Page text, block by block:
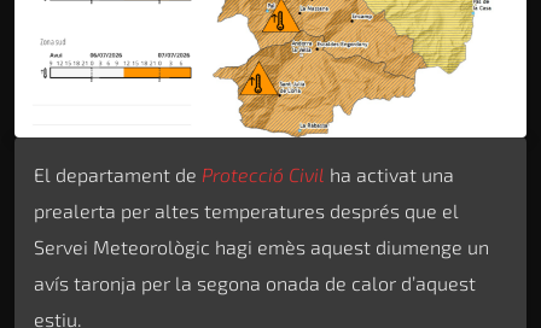
El departament de Protecció Civil ha activat una
prealerta per altes temperatures després que el
Servei Meteorològic hagi emès aquest diumenge un
avís taronja per la segona onada de calor d’aquest
estiu.